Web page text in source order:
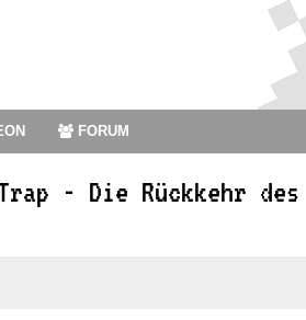
FORUM
- Die Rückkehr des